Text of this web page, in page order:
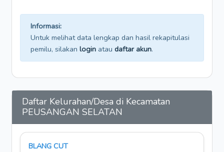
Informasi:
Untuk melihat data lengkap dan hasil rekapitulasi
pemilu, silakan login atau daftar akun.
Daftar Kelurahan/Desa di Kecamatan
PEUSANGAN SELATAN
BLANG CUT